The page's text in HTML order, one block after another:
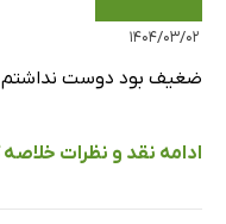
۱۴۰۴/۰۳/۰۲
ضغیف بود دوست نداشتم
ادامه نقد و نظرات